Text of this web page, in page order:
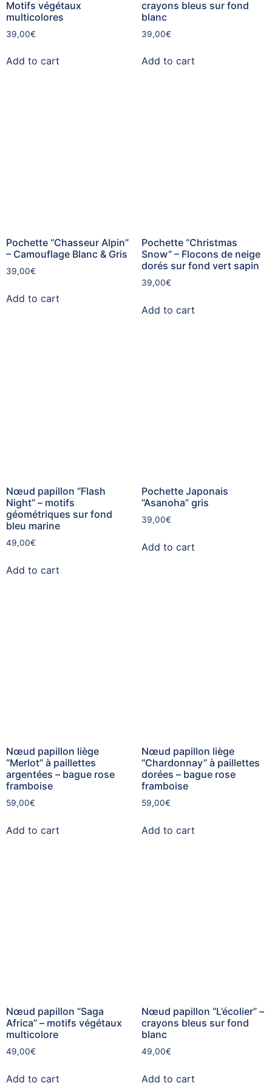
Motifs végétaux
multicolores
39,00€
Add to cart
crayons bleus sur fond
blanc
39,00€
Add to cart
Pochette “Chasseur Alpin”
– Camouflage Blanc & Gris
39,00€
Add to cart
Pochette “Christmas
Snow” – Flocons de neige
dorés sur fond vert sapin
39,00€
Add to cart
Nœud papillon “Flash
Night” – motifs
géométriques sur fond
bleu marine
49,00€
Add to cart
Pochette Japonais
“Asanoha” gris
39,00€
Add to cart
Nœud papillon liège
“Merlot” à paillettes
argentées – bague rose
framboise
59,00€
Add to cart
Nœud papillon liège
“Chardonnay” à paillettes
dorées – bague rose
framboise
59,00€
Add to cart
Nœud papillon “Saga
Africa” – motifs végétaux
multicolore
49,00€
Add to cart
Nœud papillon “L’écolier” –
crayons bleus sur fond
blanc
49,00€
Add to cart